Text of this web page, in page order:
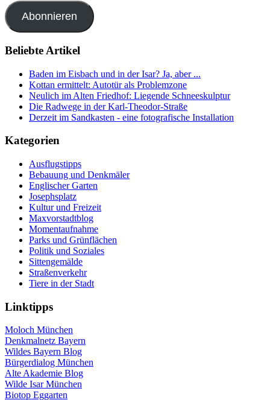
Adresse
Abonnieren
Beliebte Artikel
Baden im Eisbach und in der Isar? Ja, aber ...
Kottan ermittelt: Autotür als Problemzone
Neulich im Alten Friedhof: Liegende Schneeskulptur
Die Radwege in der Karl-Theodor-Straße
Derzeit im Sandkasten - eine fotografische Installation
Kategorien
Ausflugstipps
Bebauung und Denkmäler
Englischer Garten
Josephsplatz
Kultur und Freizeit
Maxvorstadtblog
Momentaufnahme
Parks und Grünflächen
Politik und Soziales
Sittengemälde
Straßenverkehr
Tiere in der Stadt
Linktipps
Moloch München
Denkmalnetz Bayern
Wildes Bayern Blog
Bürgerdialog München
Alte Akademie Blog
Wilde Isar München
Biotop Eggarten